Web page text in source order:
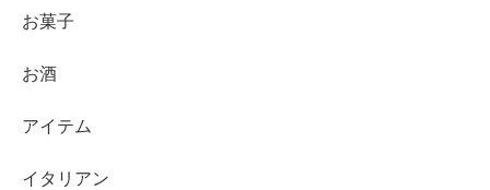
お菓子
お酒
アイテム
イタリアン